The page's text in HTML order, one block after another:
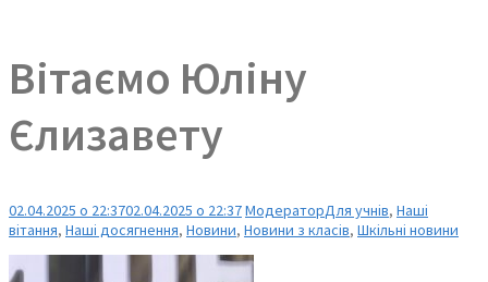
Вітаємо Юліну
Єлизавету
02.04.2025 о 22:3702.04.2025 о 22:37МодераторДля учнів, Наші
вітання, Наші досягнення, Новини, Новини з класів, Шкільні новини